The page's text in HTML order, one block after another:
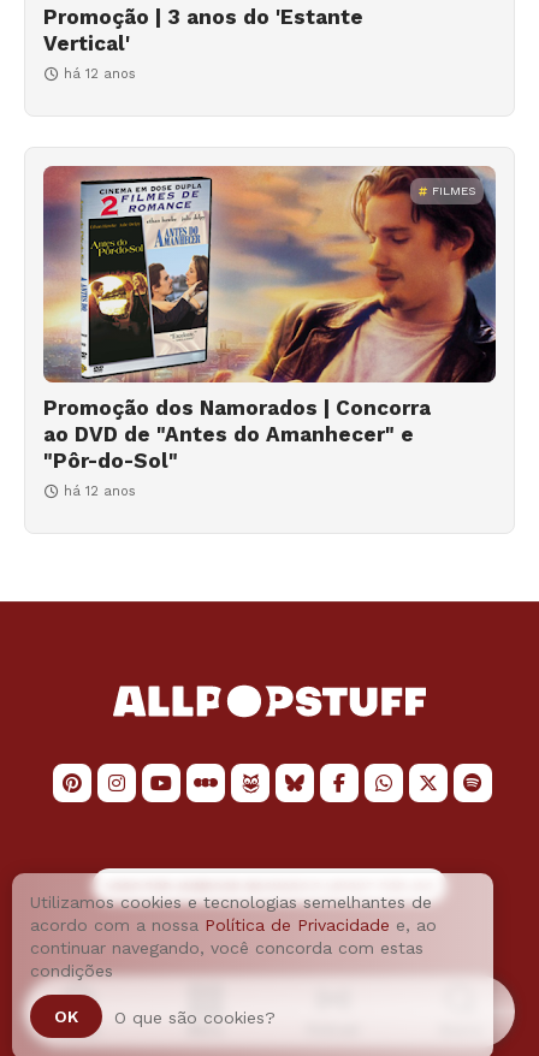
Promoção | 3 anos do 'Estante
Vertical'
há 12 anos
FILMES
Promoção dos Namorados | Concorra
ao DVD de "Antes do Amanhecer" e
"Pôr-do-Sol"
há 12 anos
Utilizamos cookies e tecnologias semelhantes de
acordo com a nossa Política de Privacidade e, ao
continuar navegando, você concorda com estas
condições
OK O que são cookies?
Home